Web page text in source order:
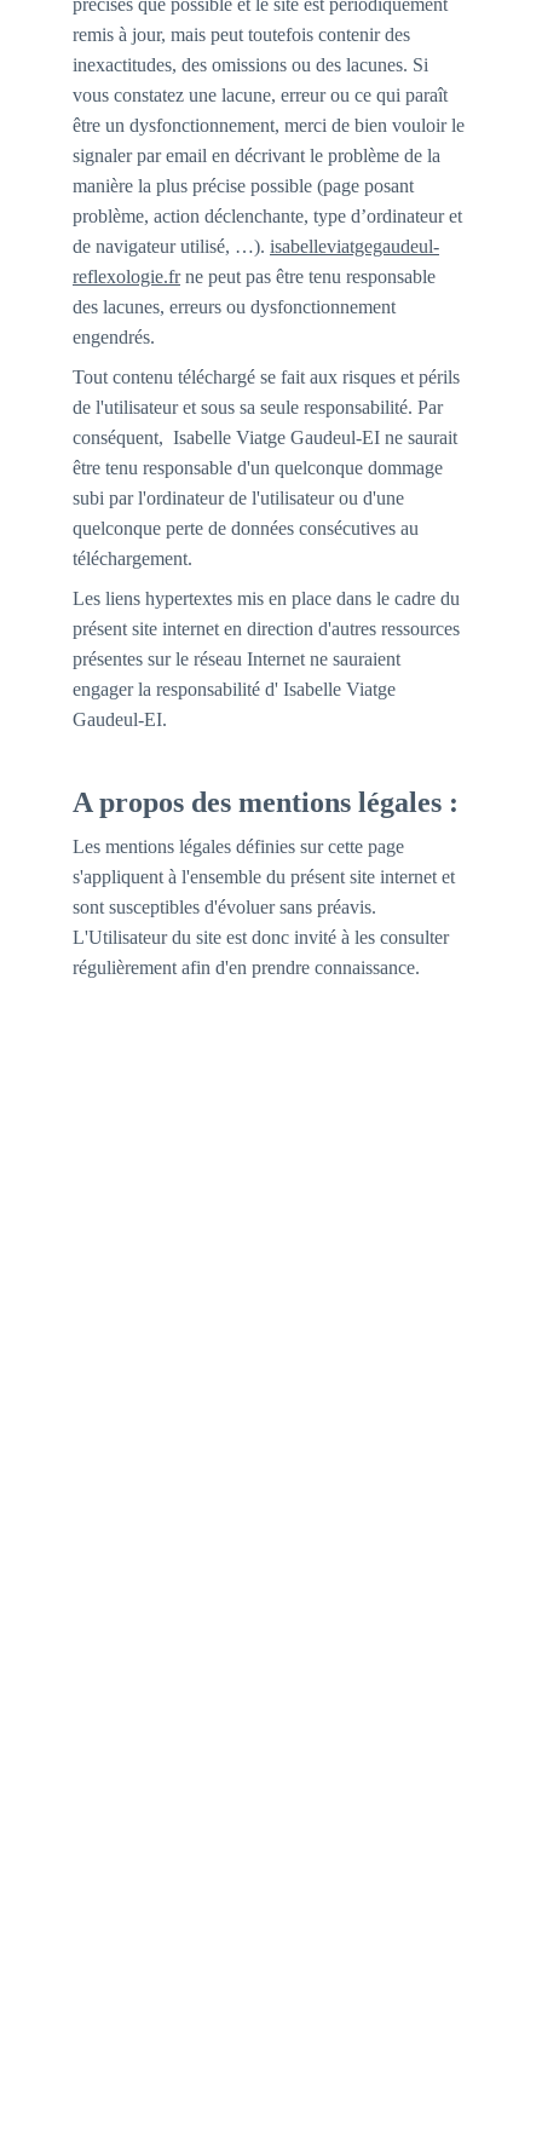
précises que possible et le site est périodiquement
remis à jour, mais peut toutefois contenir des
inexactitudes, des omissions ou des lacunes. Si
vous constatez une lacune, erreur ou ce qui paraît
être un dysfonctionnement, merci de bien vouloir le
signaler par email en décrivant le problème de la
manière la plus précise possible (page posant
problème, action déclenchante, type d’ordinateur et
de navigateur utilisé, …). isabelleviatgegaudeul-
reflexologie.fr ne peut pas être tenu responsable
des lacunes, erreurs ou dysfonctionnement
engendrés.
Tout contenu téléchargé se fait aux risques et périls
de l'utilisateur et sous sa seule responsabilité. Par
conséquent,  Isabelle Viatge Gaudeul-EI ne saurait
être tenu responsable d'un quelconque dommage
subi par l'ordinateur de l'utilisateur ou d'une
quelconque perte de données consécutives au
téléchargement.
Les liens hypertextes mis en place dans le cadre du
présent site internet en direction d'autres ressources
présentes sur le réseau Internet ne sauraient
engager la responsabilité d' Isabelle Viatge
Gaudeul-EI.
A propos des mentions légales :
Les mentions légales définies sur cette page
s'appliquent à l'ensemble du présent site internet et
sont susceptibles d'évoluer sans préavis.
L'Utilisateur du site est donc invité à les consulter
régulièrement afin d'en prendre connaissance.